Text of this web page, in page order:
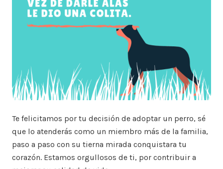
Te felicitamos por tu decisión de adoptar un perro, sé
que lo atenderás como un miembro más de la familia,
paso a paso con su tierna mirada conquistara tu
corazón. Estamos orgullosos de ti, por contribuir a